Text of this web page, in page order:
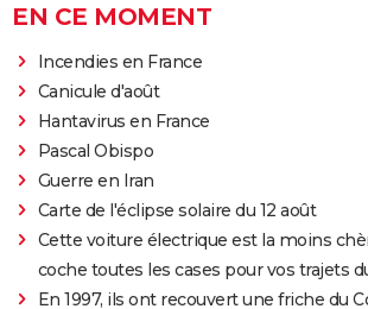
EN CE MOMENT
Incendies en France
Canicule d'août
Hantavirus en France
Pascal Obispo
Guerre en Iran
Carte de l'éclipse solaire du 12 août
Cette voiture électrique est la moins
coche toutes les cases pour vos trajets
En 1997, ils ont recouvert une friche du